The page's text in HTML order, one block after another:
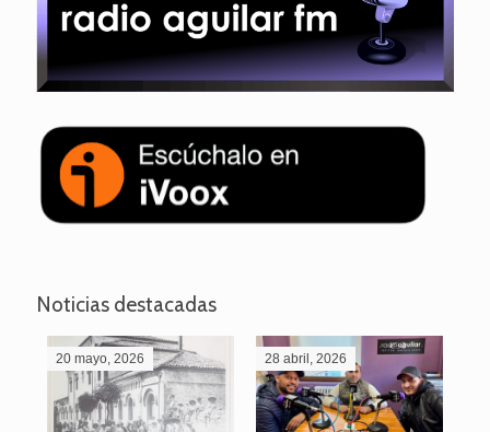
Noticias destacadas
20 mayo, 2026 28 abril, 2026